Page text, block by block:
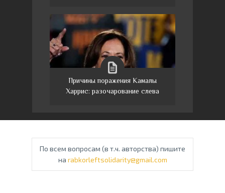
Причины поражения Камалы
Харрис: разочарование слева
По всем вопросам (в т.ч. авторства) пишите
на rabkorleftsolidarity@gmail.com